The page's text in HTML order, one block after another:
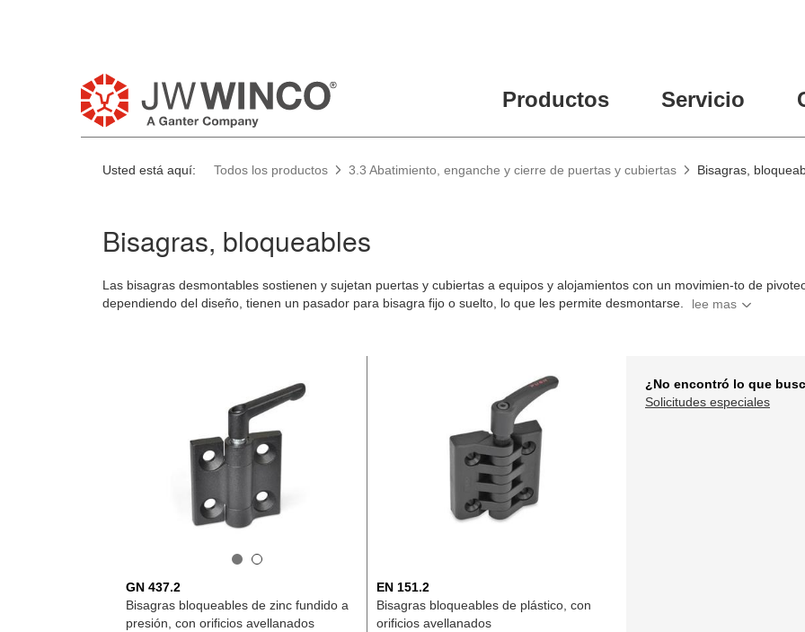
Productos Servicio
Usted está aquí: Todos los productos 3.3 Abatimiento, enganche y cierre de puertas y cubiertas Bisagras,
Bisagras, bloqueables
Las bisagras desmontables sostienen y sujetan puertas y cubiertas a equipos y alojamientos con un movimien-to de
dependiendo del diseño, tienen un pasador para bisagra fijo o suelto, lo que les permite desmontarse.
GN 437.2
Bisagras bloqueables de zinc fundido a
presión, con orificios avellanados
EN 151.2
Bisagras bloqueables de plástico, con
orificios avellanados
¿No encontró lo que
Solicitudes especiales